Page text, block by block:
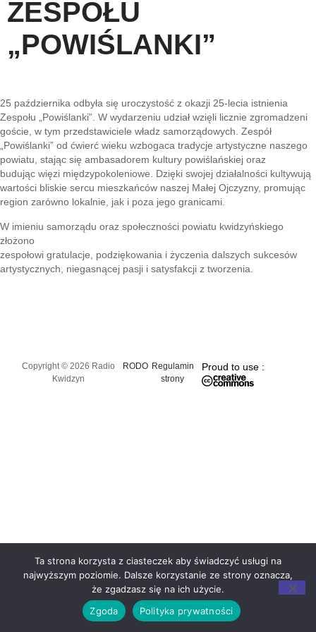
ZESPOŁU
„POWIŚLANKI”
25 października odbyła się uroczystość z okazji 25-lecia istnienia
Zespołu „Powiślanki”. W wydarzeniu udział wzięli licznie zgromadzeni
goście, w tym przedstawiciele władz samorządowych. Zespół
„Powiślanki” od ćwierć wieku wzbogaca tradycje artystyczne naszego
powiatu, stając się ambasadorem kultury powiślańskiej oraz
budując więzi międzypokoleniowe. Dzięki swojej działalności kultywują
wartości bliskie sercu mieszkańców naszej Małej Ojczyzny, promując
region zarówno lokalnie, jak i poza jego granicami.
W imieniu samorządu oraz społeczności powiatu kwidzyńskiego
złożono
zespołowi gratulacje, podziękowania i życzenia dalszych sukcesów
artystycznych, niegasnącej pasji i satysfakcji z tworzenia.
Copyright © 2026 Radio
Kwidzyn
RODO Regulamin
strony
Proud to use :
Ta strona korzysta z ciasteczek aby świadczyć usługi na
najwyższym poziomie. Dalsze korzystanie ze strony oznacza,
że zgadzasz się na ich użycie.
Zgoda
Polityka prywatności